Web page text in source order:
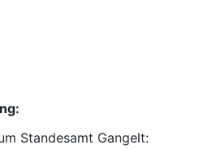
Standesamt Gangelt: